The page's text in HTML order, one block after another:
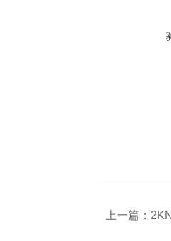
上一篇：